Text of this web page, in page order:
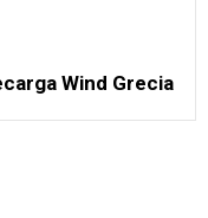
Wind Grecia